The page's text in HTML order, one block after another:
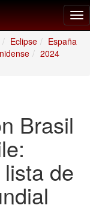
Eclipse
España
2024
Brasil
de